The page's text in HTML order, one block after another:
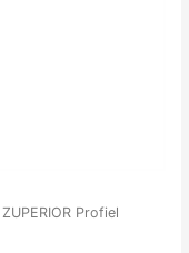
Profiel